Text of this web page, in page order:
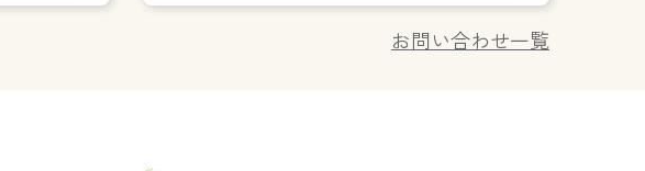
お問い合わせ一覧